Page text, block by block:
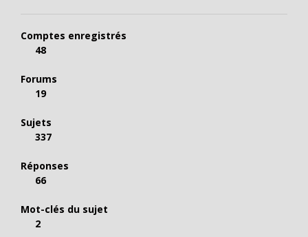
Comptes enregistrés
48
Forums
19
Sujets
337
Réponses
66
Mot-clés du sujet
2